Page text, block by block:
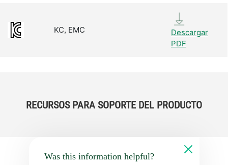
KC, EMC
Descargar
PDF
RECURSOS PARA SOPORTE DEL PRODUCTO
Was this information helpful?